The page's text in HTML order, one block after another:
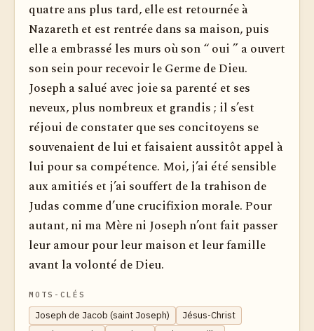
quatre ans plus tard, elle est retournée à
Nazareth et est rentrée dans sa maison, puis
elle a embrassé les murs où son “ oui ” a ouvert
son sein pour recevoir le Germe de Dieu.
Joseph a salué avec joie sa parenté et ses
neveux, plus nombreux et grandis ; il s’est
réjoui de constater que ses concitoyens se
souvenaient de lui et faisaient aussitôt appel à
lui pour sa compétence. Moi, j’ai été sensible
aux amitiés et j’ai souffert de la trahison de
Judas comme d’une crucifixion morale. Pour
autant, ni ma Mère ni Joseph n’ont fait passer
leur amour pour leur maison et leur famille
avant la volonté de Dieu.
MOTS-CLÉS
Joseph de Jacob (saint Joseph)
Jésus-Christ